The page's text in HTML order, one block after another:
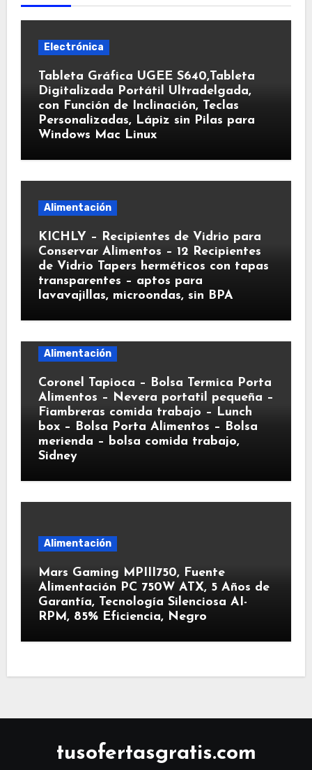
Electrónica
Tableta Gráfica UGEE S640,Tableta
Digitalizada Portátil Ultradelgada,
con Función de Inclinación, Teclas
Personalizadas, Lápiz sin Pilas para
Windows Mac Linux
Alimentación
KICHLY – Recipientes de Vidrio para
Conservar Alimentos – 12 Recipientes
de Vidrio Tapers herméticos con tapas
transparentes – aptos para
lavavajillas, microondas, sin BPA
Alimentación
Coronel Tapioca – Bolsa Termica Porta
Alimentos – Nevera portatil pequeña –
Fiambreras comida trabajo – Lunch
box – Bolsa Porta Alimentos – Bolsa
merienda – bolsa comida trabajo,
Sidney
Alimentación
Mars Gaming MPIII750, Fuente
Alimentación PC 750W ATX, 5 Años de
Garantía, Tecnología Silenciosa AI-
RPM, 85% Eficiencia, Negro
tusofertasgratis.com